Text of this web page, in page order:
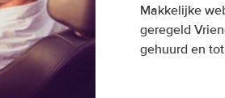
Makkelijke
geregeld
gehuurd en